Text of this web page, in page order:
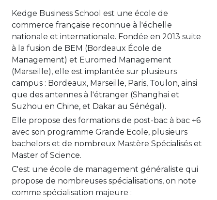
Kedge Business School est une école de
commerce française reconnue à l'échelle
nationale et internationale. Fondée en 2013 suite
à la fusion de BEM (Bordeaux École de
Management) et Euromed Management
(Marseille), elle est implantée sur plusieurs
campus : Bordeaux, Marseille, Paris, Toulon, ainsi
que des antennes à l'étranger (Shanghai et
Suzhou en Chine, et Dakar au Sénégal).
Elle propose des formations de post-bac à bac +6
avec son programme Grande Ecole, plusieurs
bachelors et de nombreux Mastère Spécialisés et
Master of Science.
C'est une école de management généraliste qui
propose de nombreuses spécialisations, on note
comme spécialisation majeure :